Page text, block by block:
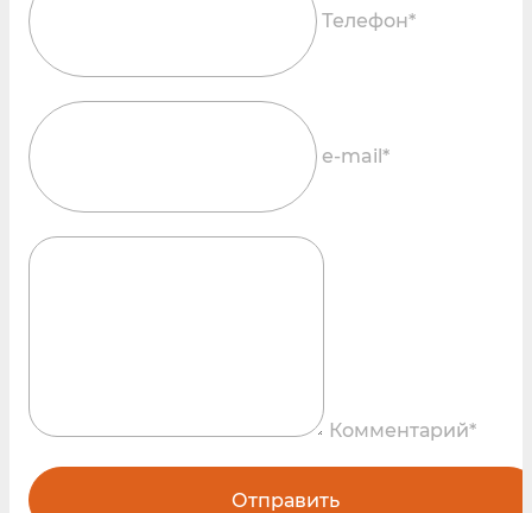
Телефон*
e-mail*
Комментарий*
Отправить